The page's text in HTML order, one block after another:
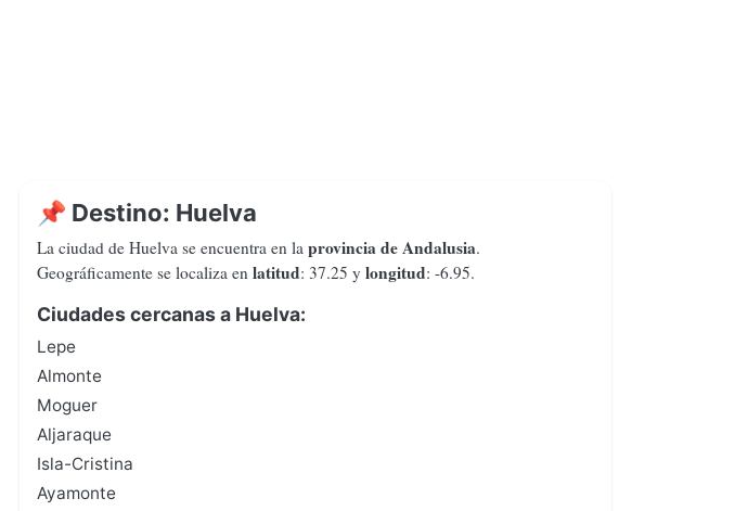
📌 Destino: Huelva
La ciudad de Huelva se encuentra en la provincia de Andalusia.
Geográficamente se localiza en latitud: 37.25 y longitud: -6.95.
Ciudades cercanas a Huelva:
Lepe
Almonte
Moguer
Aljaraque
Isla-Cristina
Ayamonte